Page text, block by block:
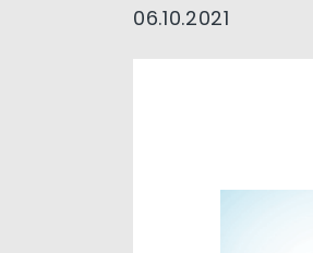
06.10.2021